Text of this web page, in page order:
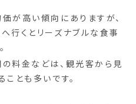
が高い傾向にありますが、
行くとリーズナブルな食事
料金などは、観光客から見
とも多いです。